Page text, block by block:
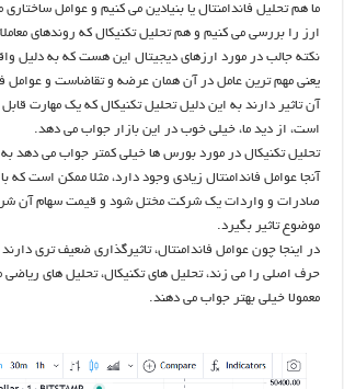
ما هم تحلیل فاندامنتال یا بنیادین می کنیم و عوامل ساختاری
ارز را بررسی می کنیم و هم تحلیل تکنیکال که روندهای
نکته جالب در مورد ارزهای دیجیتال این هست که به دلیل
یعنی مهم ترین عامل در آن همان عرضه و تقاضاست و عوامل
آن تاثیر دارند به این دلیل تحلیل تکنیکال که یک مهارت
است، از دید ما، خیلی خوب در این بازار جواب می دهد.
تحلیل تکنیکال در مورد بورس ها خیلی کمتر جواب می دهد
آنجا عوامل فاندامنتال زیادی وجود دارد، مثلا ممکن است که
صادرات و واردات یک شرکت مختل شود و قیمت سهام آن
موضوع تاثیر بگیرد.
در اینجا چون عوامل فاندامنتال، تاثیرگذاری ضعیف تری
حرف اصلی را می زند، تحلیل های تکنیکال، تحلیل های ریاضی
معمولا خیلی بهتر جواب می دهند.